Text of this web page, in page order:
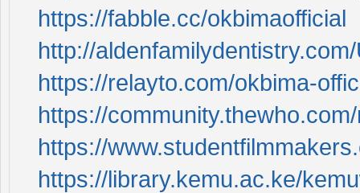
https://fabble.cc/okbimaofficial
http://
https://relayto.com/okbima-
https://
https://
https://library.kemu.ac.ke/